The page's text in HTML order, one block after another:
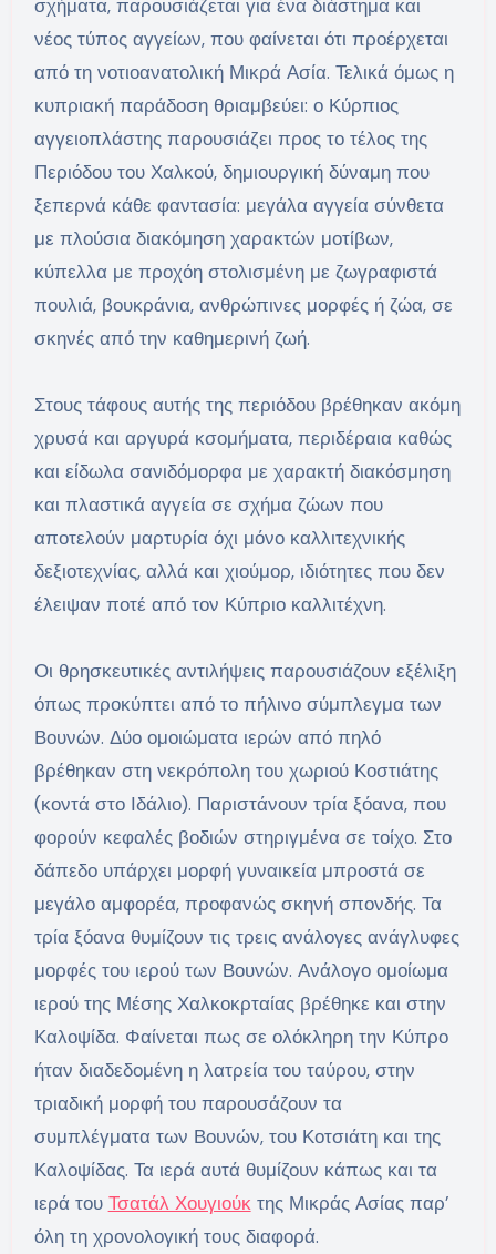
σχήματα, παρουσιάζεται για ένα διάστημα και
νέος τύπος αγγείων, που φαίνεται ότι προέρχεται
από τη νοτιοανατολική Μικρά Ασία. Τελικά όμως η
κυπριακή παράδοση θριαμβεύει: ο Κύρπιος
αγγειοπλάστης παρουσιάζει προς το τέλος της
Περιόδου του Χαλκού, δημιουργική δύναμη που
ξεπερνά κάθε φαντασία: μεγάλα αγγεία σύνθετα
με πλούσια διακόμηση χαρακτών μοτίβων,
κύπελλα με προχόη στολισμένη με ζωγραφιστά
πουλιά, βουκράνια, ανθρώπινες μορφές ή ζώα, σε
σκηνές από την καθημερινή ζωή.
Στους τάφους αυτής της περιόδου βρέθηκαν ακόμη
χρυσά και αργυρά κσομήματα, περιδέραια καθώς
και είδωλα σανιδόμορφα με χαρακτή διακόσμηση
και πλαστικά αγγεία σε σχήμα ζώων που
αποτελούν μαρτυρία όχι μόνο καλλιτεχνικής
δεξιοτεχνίας, αλλά και χιούμορ, ιδιότητες που δεν
έλειψαν ποτέ από τον Κύπριο καλλιτέχνη.
Οι θρησκευτικές αντιλήψεις παρουσιάζουν εξέλιξη
όπως προκύπτει από το πήλινο σύμπλεγμα των
Βουνών. Δύο ομοιώματα ιερών από πηλό
βρέθηκαν στη νεκρόπολη του χωριού Κοστιάτης
(κοντά στο Ιδάλιο). Παριστάνουν τρία ξόανα, που
φορούν κεφαλές βοδιών στηριγμένα σε τοίχο. Στο
δάπεδο υπάρχει μορφή γυναικεία μπροστά σε
μεγάλο αμφορέα, προφανώς σκηνή σπονδής. Τα
τρία ξόανα θυμίζουν τις τρεις ανάλογες ανάγλυφες
μορφές του ιερού των Βουνών. Ανάλογο ομοίωμα
ιερού της Μέσης Χαλκοκρταίας βρέθηκε και στην
Καλοψίδα. Φαίνεται πως σε ολόκληρη την Κύπρο
ήταν διαδεδομένη η λατρεία του ταύρου, στην
τριαδική μορφή του παρουσάζουν τα
συμπλέγματα των Βουνών, του Κοτσιάτη και της
Καλοψίδας. Τα ιερά αυτά θυμίζουν κάπως και τα
ιερά του Τσατάλ Χουγιούκτης Μικράς Ασίας παρ’
όλη τη χρονολογική τους διαφορά.